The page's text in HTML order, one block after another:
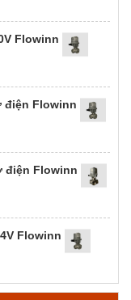
Flowinn
điện Flowinn
điện Flowinn
Flowinn